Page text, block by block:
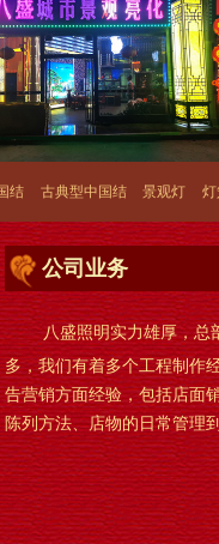
结 古典型中国结 景观灯
公司业务
八盛照明实力雄厚，总部
多，我们有着多个工程制作
告营销方面经验，包括店面
陈列方法、店物的日常管理